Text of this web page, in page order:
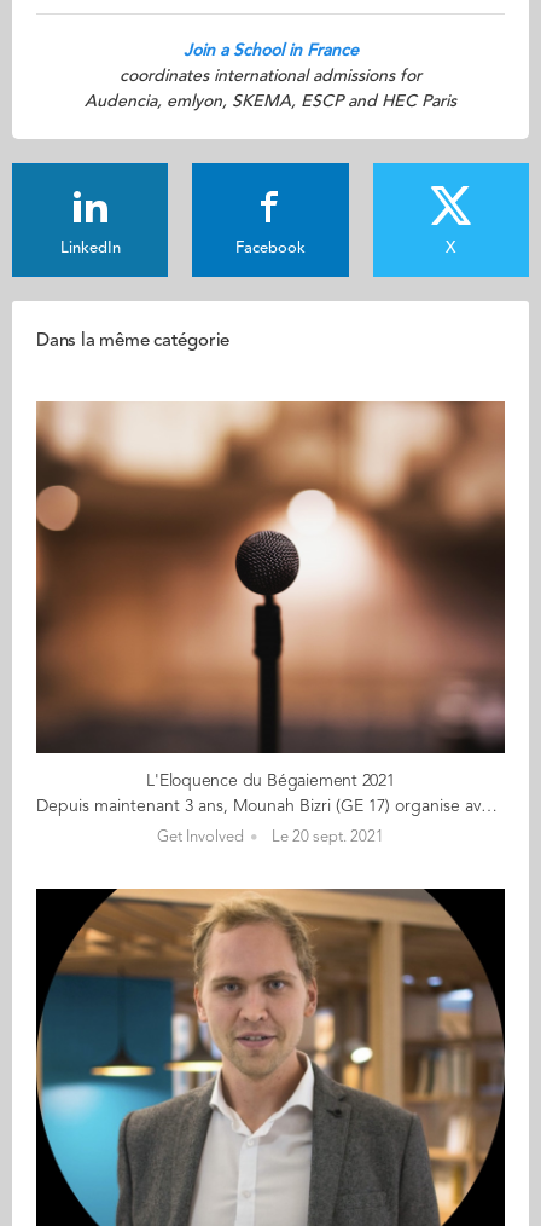
Join a School in France
coordinates international admissions for
Audencia, emlyon, SKEMA, ESCP and HEC Paris
LinkedIn Facebook X
Dans la même catégorie
L'Eloquence du Bégaiement 2021
Depuis maintenant 3 ans, Mounah Bizri (GE 17) organise avec un groupe d'amis, un concours d'éloquence pour personnes qui bégaient. Ce concours a pour objectif de donner espoir aux personnes qui bégaient et à toutes les personnes différentes, en montrant que nos rêves ne sont jamais loin. Dès lors qu'on ose sortir de sa zone de confort et montrer sa vulnérabilité, tout semble possible. L'éloquence du bégaiement est une aventure unique au monde et il reste encore des places pour une dizaine de candidats. Le projet est ouvert à tous, une seule condition, être une personne qui bégaie. Date: du 2 octobre au 23 novembre Lieu: Paris L'idée est simple; en 4 à 7 semaines, oser l'un des plus grands défis des personnes qui bégaient (et de n'importe qui) : prendre la parole en public. "La vérité est que l'éloquence du bégaiement est bien plus que cela, c'est une épopée, où nous apprenons à nous dépasser et à nous accepter avec nos forces et nos différences." C'est également une aventure de groupe, où tout le monde s'entraide vers un but commun: bien vivre le bégaiement au quotidien et montrer que même si on bégaie, nous avons tous un énorme potentiel. "Alors si vous aussi, vous vouez vivre l'épopée d'une vie, inscrivez-vous, nous vous attendons de pied ferme avec notre super équipe pluri-disciplinaire (professionnels de l'éloquence, orthophonistes, personnes qui bégaient, psychologue, étudiants, anciens lauréats de concours d'éloquence)." Les inscriptions c'est par ici!
Get Involved Le 20 sept. 2021